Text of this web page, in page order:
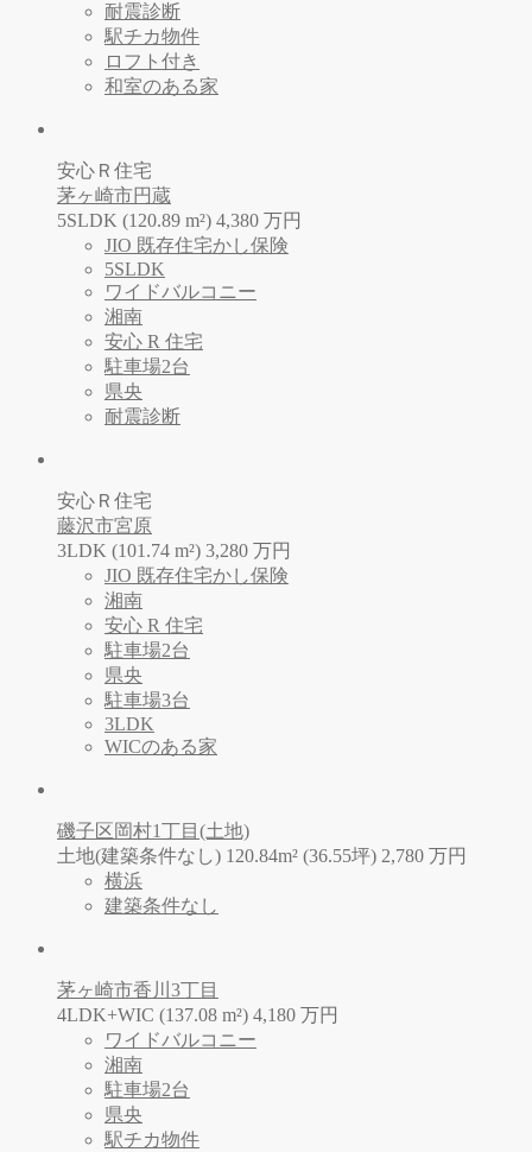
耐震診断
駅チカ物件
ロフト付き
和室のある家
安心Ｒ住宅
茅ヶ崎市円蔵
5SLDK (120.89 m²) 4,380 万円
JIO 既存住宅かし保険
5SLDK
ワイドバルコニー
湘南
安心 R 住宅
駐車場2台
県央
耐震診断
安心Ｒ住宅
藤沢市宮原
3LDK (101.74 m²) 3,280 万円
JIO 既存住宅かし保険
湘南
安心 R 住宅
駐車場2台
県央
駐車場3台
3LDK
WICのある家
磯子区岡村1丁目(土地)
土地(建築条件なし) 120.84m² (36.55坪) 2,780 万円
横浜
建築条件なし
茅ヶ崎市香川3丁目
4LDK+WIC (137.08 m²) 4,180 万円
ワイドバルコニー
湘南
駐車場2台
県央
駅チカ物件